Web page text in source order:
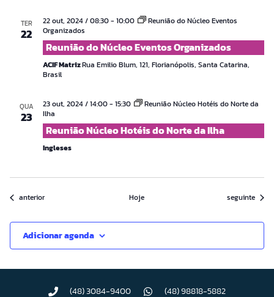
TER
22
22 out, 2024 / 08:30- 10:00
Reunião do Núcleo Eventos
Organizados
Reunião do Núcleo Eventos Organizados
ACIF MatrizRua Emilio Blum, 121, Florianópolis, Santa Catarina,
Brasil
QUA
23
23 out, 2024 / 14:00- 15:30
Reunião Núcleo Hotéis do Norte da
Ilha
Reunião Núcleo Hotéis do Norte da Ilha
Ingleses
Eventos
anterior Hoje Eventos
seguinte
Adicionar agenda
(48) 3084-9400
(48) 98818-5882